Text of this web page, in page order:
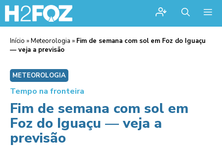
Início »Meteorologia » Fim de semana com sol em Foz do Iguaçu
— veja a previsão
METEOROLOGIA
Tempo na fronteira
Fim de semana com sol em
Foz do Iguaçu — veja a
previsão